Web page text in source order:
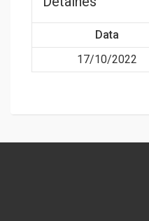
Data
17/10/2022